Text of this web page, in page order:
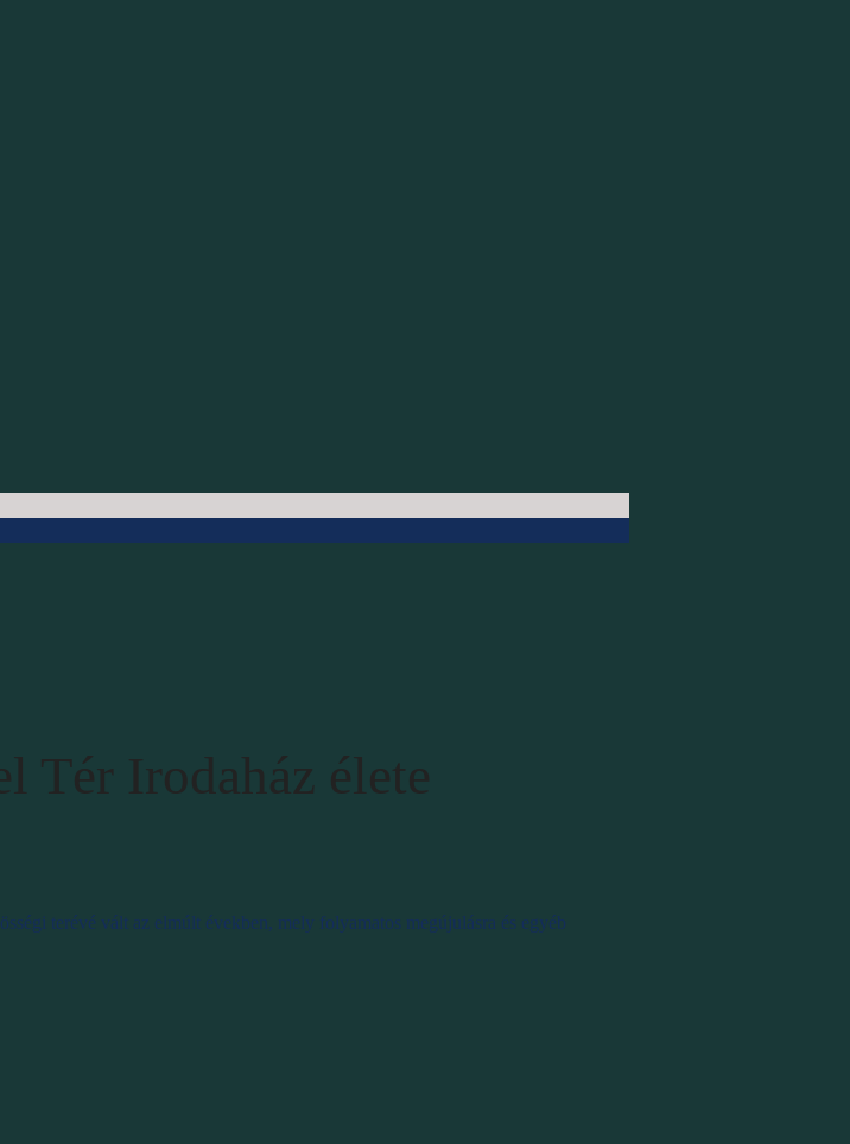
terévé vált az elmúlt években, mely folyamatos megújulásra és egyéb